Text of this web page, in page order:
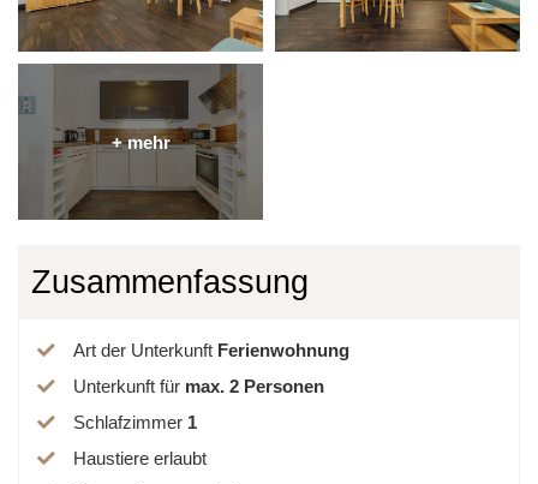
Zusammenfassung
Art der Unterkunft Ferienwohnung
Unterkunft für max. 2 Personen
Schlafzimmer 1
Haustiere erlaubt